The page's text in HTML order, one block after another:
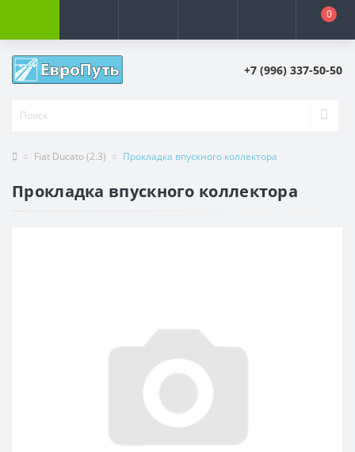
0
+7 (996) 337-50-50
Fiat Ducato (2.3) Прокладка впускного коллектора
Прокладка впускного коллектора